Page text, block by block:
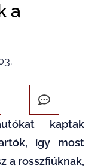
a
kaptak
így most
a rosszfiúknak,